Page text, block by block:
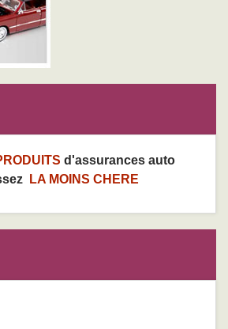
d'assurances auto
LA MOINS CHERE